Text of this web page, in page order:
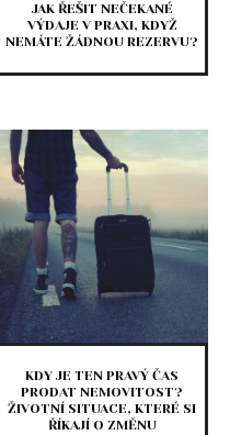
JAK ŘEŠIT NEČEKANÉ
VÝDAJE V PRAXI, KDYŽ
NEMÁTE ŽÁDNOU REZERVU?
KDY JE TEN PRAVÝ ČAS
PRODAT NEMOVITOST?
ŽIVOTNÍ SITUACE, KTERÉ SI
ŘÍKAJÍ O ZMĚNU